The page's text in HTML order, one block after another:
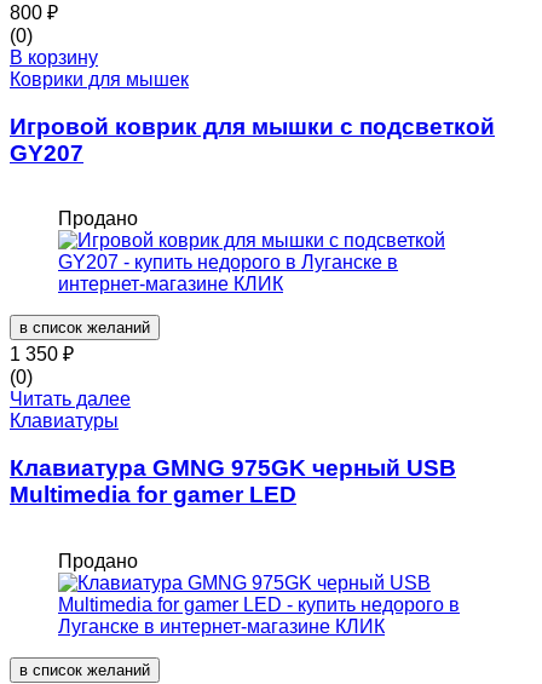
800 ₽
(0)
В корзину
Коврики для мышек
Игровой коврик для мышки с подсветкой
GY207
Продано
в список желаний
1 350 ₽
(0)
Читать далее
Клавиатуры
Клавиатура GMNG 975GK черный USB
Multimedia for gamer LED
Продано
в список желаний